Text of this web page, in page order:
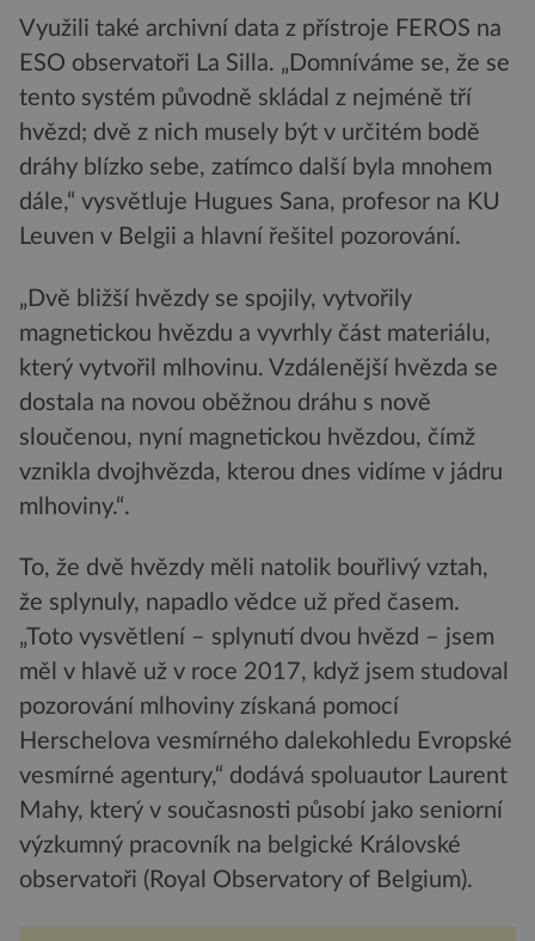
Využili také archivní data z přístroje FEROS na
ESO observatoři La Silla. „Domníváme se, že se
tento systém původně skládal z nejméně tří
hvězd; dvě z nich musely být v určitém bodě
dráhy blízko sebe, zatímco další byla mnohem
dále,“ vysvětluje Hugues Sana, profesor na KU
Leuven v Belgii a hlavní řešitel pozorování.
„Dvě bližší hvězdy se spojily, vytvořily
magnetickou hvězdu a vyvrhly část materiálu,
který vytvořil mlhovinu. Vzdálenější hvězda se
dostala na novou oběžnou dráhu s nově
sloučenou, nyní magnetickou hvězdou, čímž
vznikla dvojhvězda, kterou dnes vidíme v jádru
mlhoviny.“.
To, že dvě hvězdy měli natolik bouřlivý vztah,
že splynuly, napadlo vědce už před časem.
„Toto vysvětlení – splynutí dvou hvězd – jsem
měl v hlavě už v roce 2017, když jsem studoval
pozorování mlhoviny získaná pomocí
Herschelova vesmírného dalekohledu Evropské
vesmírné agentury,“ dodává spoluautor Laurent
Mahy, který v současnosti působí jako seniorní
výzkumný pracovník na belgické Královské
observatoři (Royal Observatory of Belgium).